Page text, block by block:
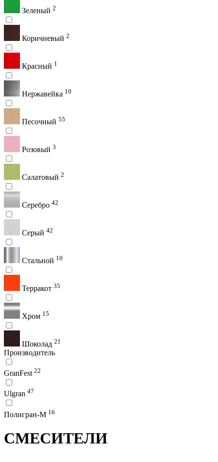
Зеленый 2
Коричневый 2
Красный 1
Нержавейка 10
Песочный 55
Розовый 3
Салатовый 2
Серебро 42
Серый 42
Стальной 10
Терракот 35
Хром 15
Шоколад 21
Производитель
GranFest 22
Ulgran 47
Полигран-М 16
СМЕСИТЕЛИ